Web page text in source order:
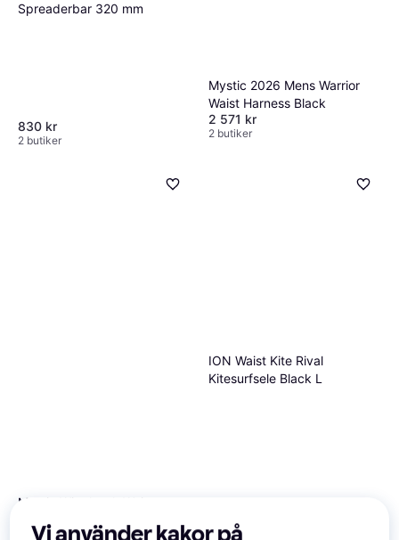
Spreaderbar 320 mm
830 kr
2 butiker
Mystic 2026 Mens Warrior
Waist Harness Black
2 571 kr
2 butiker
Mystic Wingleash Waist
Dyneema - Black
433 kr
ION Waist Kite Rival
Kitesurfsele Black L
2 841 kr